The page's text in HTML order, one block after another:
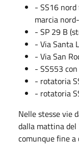
- SS16
marcia
- SP 29 B
- Via Santa
- Via San
- SS553
- rotatoria
- rotatoria
Nelle stesse vie
dalla mattina del
comunque fine a